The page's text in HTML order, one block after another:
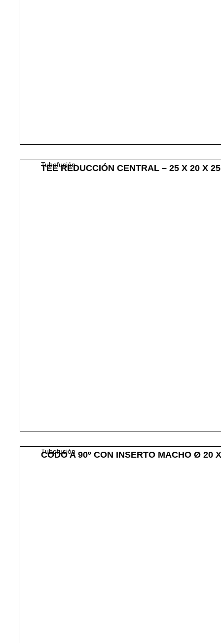
Tubofusión
TEE REDUCCIÓN CENTRAL – 25 X 20 X
Tubofusión
CODO A 90º CON INSERTO MACHO Ø 20